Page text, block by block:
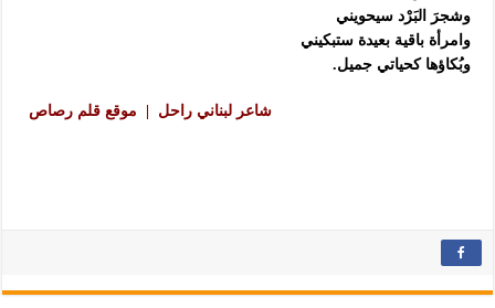
وشجرَ البَرْد سيحويني
وامرأة باقية بعيدة ستبكيني
وبُكاؤها كحياتي جميل.
شاعر لبناني راحل | موقع قلم رصاص